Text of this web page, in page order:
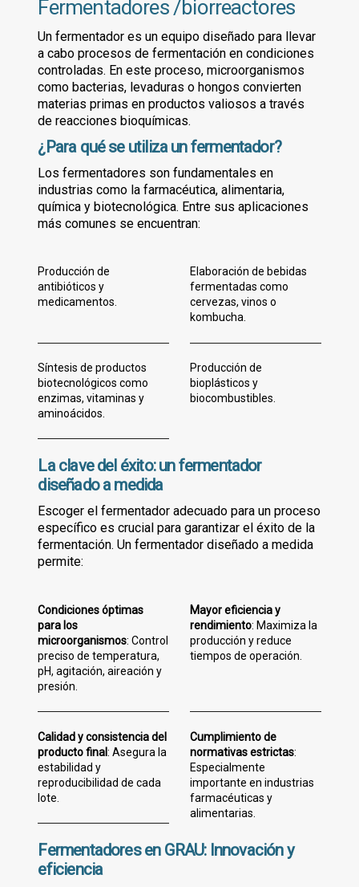
Fermentadores /biorreactores
Un fermentador es un equipo diseñado para llevar
a cabo procesos de fermentación en condiciones
controladas. En este proceso, microorganismos
como bacterias, levaduras o hongos convierten
materias primas en productos valiosos a través
de reacciones bioquímicas.
¿Para qué se utiliza un fermentador?
Los fermentadores son fundamentales en
industrias como la farmacéutica, alimentaria,
química y biotecnológica. Entre sus aplicaciones
más comunes se encuentran:
Producción de
antibióticos y
medicamentos.
Elaboración de bebidas
fermentadas como
cervezas, vinos o
kombucha.
Síntesis de productos
biotecnológicos como
enzimas, vitaminas y
aminoácidos.
Producción de
bioplásticos y
biocombustibles.
La clave del éxito: un fermentador
diseñado a medida
Escoger el fermentador adecuado para un proceso
específico es crucial para garantizar el éxito de la
fermentación. Un fermentador diseñado a medida
permite:
Condiciones óptimas
para los
microorganismos: Control
preciso de temperatura,
pH, agitación, aireación y
presión.
Mayor eficiencia y
rendimiento: Maximiza la
producción y reduce
tiempos de operación.
Calidad y consistencia del
producto final: Asegura la
estabilidad y
reproducibilidad de cada
lote.
Cumplimiento de
normativas estrictas:
Especialmente
importante en industrias
farmacéuticas y
alimentarias.
Fermentadores en GRAU: Innovación y
eficiencia